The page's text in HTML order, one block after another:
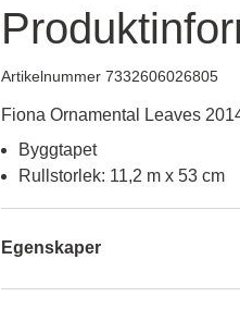
Artikelnummer 7332606026805
Fiona Ornamental Leaves
Byggtapet
Rullstorlek: 11,2 m x 53 cm
Egenskaper